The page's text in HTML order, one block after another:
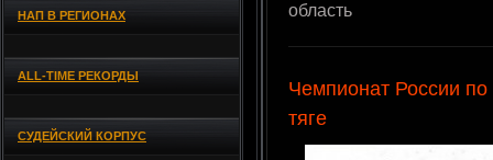
НАП В РЕГИОНАХ
ALL-TIME РЕКОРДЫ
СУДЕЙСКИЙ КОРПУС
область
Чемпионат России
тяге